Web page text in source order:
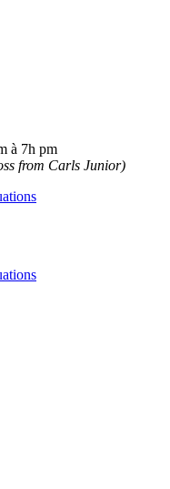
à 7h pm
from Carls Junior)